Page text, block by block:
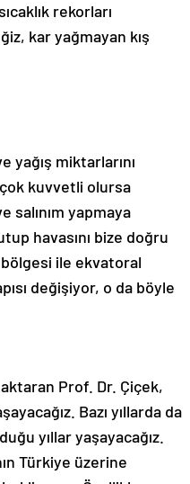
rekorları
kar yağmayan kış
yağış miktarlarını
kuvvetli olursa
salınım yapmaya
havasını bize doğru
ile ekvatoral
değişiyor, o da böyle
aktaran Prof. Dr. Çiçek,
Bazı yıllarda da
yıllar yaşayacağız.
Türkiye üzerine